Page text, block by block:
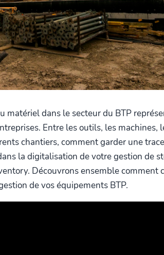
matériel dans le secteur du BTP
Entre les outils, les machines,
chantiers, comment garder une
la digitalisation de votre gestion de
Découvrons ensemble comment
de vos équipements BTP.